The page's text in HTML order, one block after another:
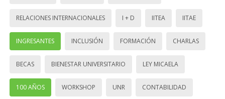
RELACIONES INTERNACIONALES I + D IITEA IITAE
INGRESANTES INCLUSIÓN FORMACIÓN CHARLAS
BECAS BIENESTAR UNIVERSITARIO LEY MICAELA
100 AÑOS WORKSHOP UNR CONTABILIDAD